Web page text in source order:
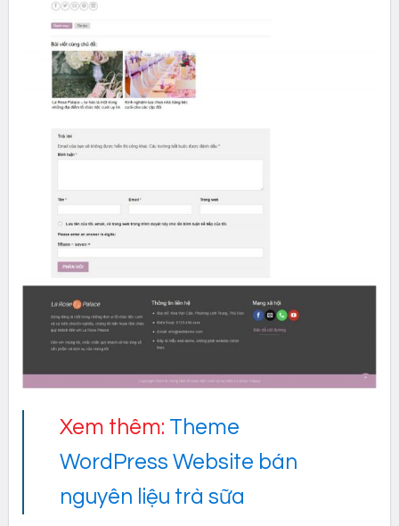
Xem thêm: Theme
WordPress Website bán
nguyên liệu trà sữa